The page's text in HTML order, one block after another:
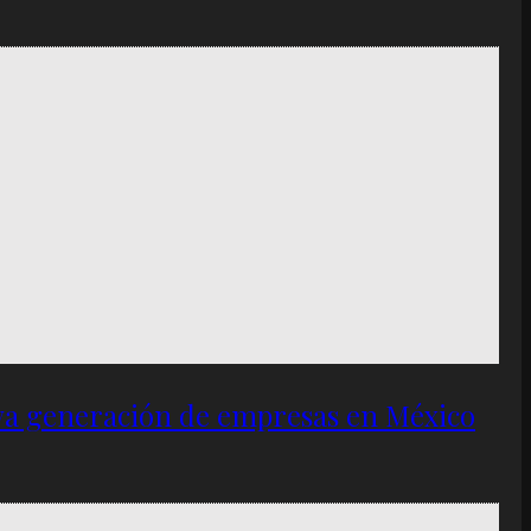
generación de empresas en México